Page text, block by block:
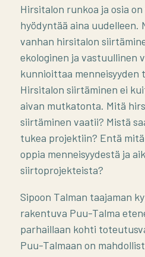
Hirsitalon runkoa ja osia
hyödyntää aina uudelleen.
vanhan hirsitalon
ekologinen ja vastuullinen
kunnioittaa menneisyyden
Hirsitalon siirtäminen ei
aivan mutkatonta. Mitä
siirtäminen vaatii? Mistä
tukea projektiin? Entä
oppia menneisyydestä ja
siirtoprojekteista?
Sipoon Talman taajaman
rakentuva Puu-Talma
parhaillaan kohti
Puu-Talmaan on